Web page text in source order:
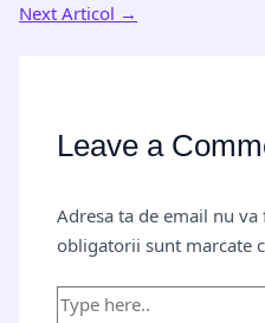
Next Articol →
Leave a
Adresa ta de email nu va
obligatorii sunt marcate